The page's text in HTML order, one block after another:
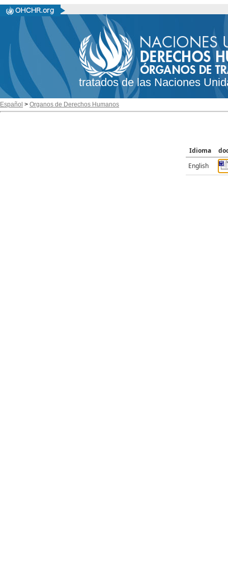
tratados de las Naciones
Español > Organos de Derechos Humanos
Idioma
English